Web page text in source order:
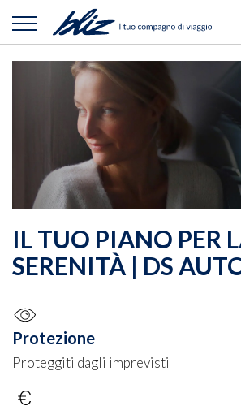
IL TUO PIANO PER
SERENITÀ | DS
Protezione
Proteggiti dagli imprevisti